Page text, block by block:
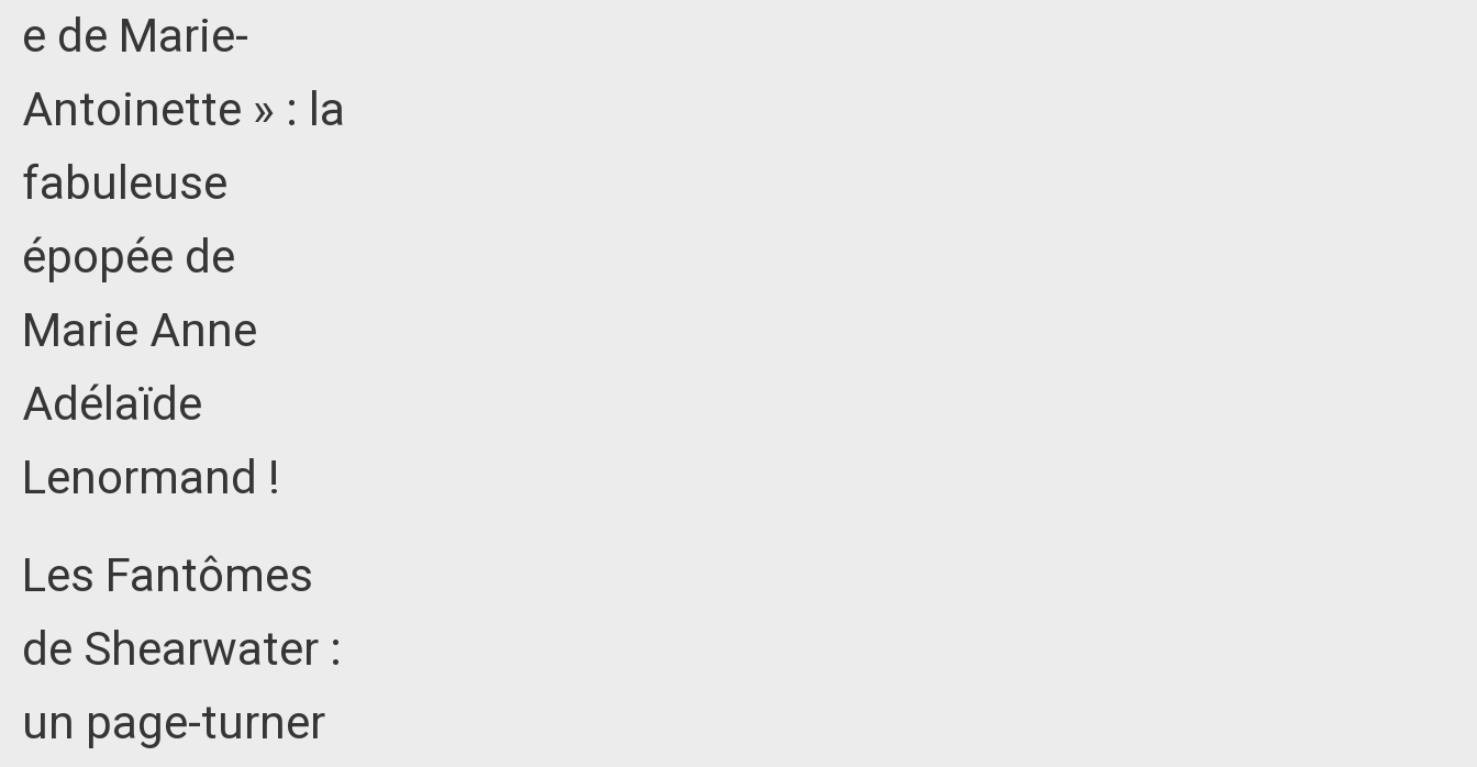
e de Marie-
Antoinette » : la
fabuleuse
épopée de
Marie Anne
Adélaïde
Lenormand !
Les Fantômes
de Shearwater :
un page-turner